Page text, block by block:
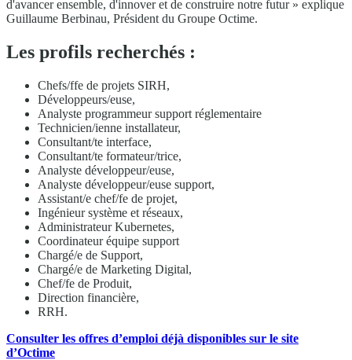
d'avancer ensemble, d'innover et de construire notre futur » explique
Guillaume Berbinau, Président du Groupe Octime.
Les profils recherchés :
Chefs/ffe de projets SIRH,
Développeurs/euse,
Analyste programmeur support réglementaire
Technicien/ienne installateur,
Consultant/te interface,
Consultant/te formateur/trice,
Analyste développeur/euse,
Analyste développeur/euse support,
Assistant/e chef/fe de projet,
Ingénieur système et réseaux,
Administrateur Kubernetes,
Coordinateur équipe support
Chargé/e de Support,
Chargé/e de Marketing Digital,
Chef/fe de Produit,
Direction financière,
RRH.
Consulter les offres d’emploi déjà disponibles sur le site
d’Octime